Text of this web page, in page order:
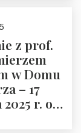
z prof.
w Domu
– 17
r. o